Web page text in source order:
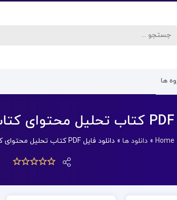
ها
Home
»دانلود ها »دانلود فایل PDF کتاب تحلیل محتوای کتاب درسی نرگس حسن مرادی